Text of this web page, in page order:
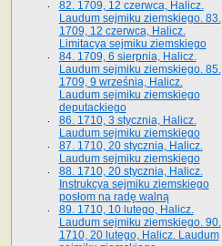
82. 1709, 12 czerwca, Halicz.
Laudum sejmiku ziemskiego. 83.
1709, 12 czerwca, Halicz.
Limitacya sejmiku ziemskiego
84. 1709, 6 sierpnia, Halicz.
Laudum sejmiku ziemskiego. 85.
1709, 9 września, Halicz.
Laudum sejmiku ziemskiego
deputackiego
86. 1710, 3 stycznia, Halicz.
Laudum sejmiku ziemskiego
87. 1710, 20 stycznia, Halicz.
Laudum sejmiku ziemskiego
88. 1710, 20 stycznia, Halicz.
Instrukcya sejmiku ziemskiego
posłom na radę walną
89. 1710, 10 lutego, Halicz.
Laudum sejmiku ziemskiego. 90.
1710, 20 lutego, Halicz. Laudum